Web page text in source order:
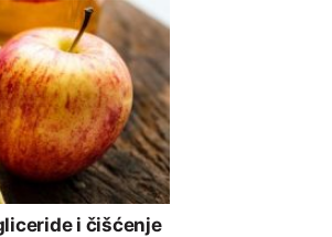
i čišćenje